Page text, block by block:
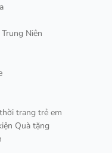
Niên
trang trẻ em
Quà tặng